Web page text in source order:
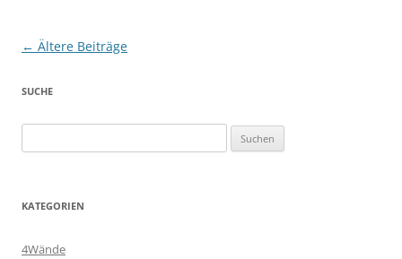
Beitragsnavigation
← Ältere Beiträge
SUCHE
nach:
KATEGORIEN
4Wände